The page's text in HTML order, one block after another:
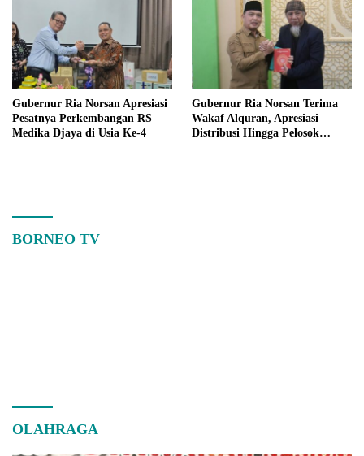
Gubernur Ria Norsan Apresiasi
Pesatnya Perkembangan RS
Medika Djaya di Usia Ke-4
Gubernur Ria Norsan Terima
Wakaf Alquran, Apresiasi
Distribusi Hingga Pelosok
BORNEO TV
OLAHRAGA